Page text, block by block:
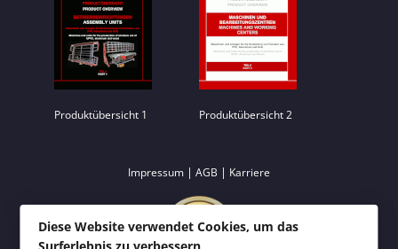
Produktübersicht 1 Produktübersicht 2
Impressum | AGB | Karriere
Diese Website verwendet Cookies, um das
Surferlebnis zu verbessern